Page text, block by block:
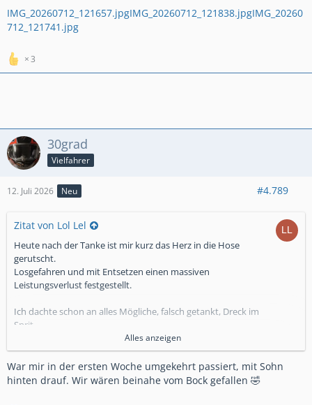
IMG_20260712_121657.jpgIMG_20260712_121838.jpgIMG_20260
712_121741.jpg
3
30grad
Vielfahrer
12. Juli 2026 Neu #4.789
Zitat von Lol Lel
Heute nach der Tanke ist mir kurz das Herz in die Hose
gerutscht.
Losgefahren und mit Entsetzen einen massiven
Leistungsverlust festgestellt.
Ich dachte schon an alles Mögliche, falsch getankt, Dreck im
Sprit, ...
Stellt sich heraus ich war wohl an den Mode-Schalter
gekommen und kurzzeitig in 4 statt 1 unterwegs
das ist
mir auch noch nie passiert
Alles anzeigen
War mir in der ersten Woche umgekehrt passiert, mit Sohn
hinten drauf. Wir wären beinahe vom Bock gefallen 🤣